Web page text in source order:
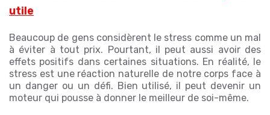
utile
Beaucoup de gens considèrent le stress comme un mal
à éviter à tout prix. Pourtant, il peut aussi avoir des
effets positifs dans certaines situations. En réalité, le
stress est une réaction naturelle de notre corps face à
un danger ou un défi. Bien utilisé, il peut devenir un
moteur qui pousse à donner le meilleur de soi-même.